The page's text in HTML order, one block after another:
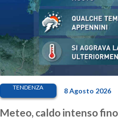
TENDENZA 8 Agosto 2026
Meteo, caldo intenso